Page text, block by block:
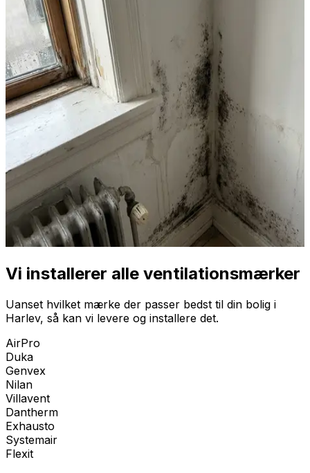
Vi installerer alle ventilationsmærker
Uanset hvilket mærke der passer bedst til din bolig i
Harlev, så kan vi levere og installere det.
AirPro
Duka
Genvex
Nilan
Villavent
Dantherm
Exhausto
Systemair
Flexit